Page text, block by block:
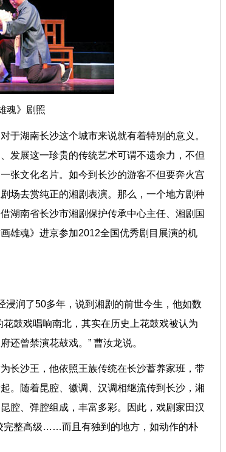
魂》剧照
于湖南长沙这个城市来说就有着特别的意义。
发展这一珍贵的传统艺术可谓不遗余力，不但
张文化名片。如今到长沙的游客不但要奔火宫
场去赏纯正的湘剧表演。那么，一个地方剧种
湖南省长沙市湘剧保护传承中心主任、湘剧国
雄魂》进京参加2012全国优秀剧目展演的机
浸润了50多年，说到湘剧的前世今生，他如数
鼓戏唱响南北，其实在历史上花鼓戏被认为
还曾禁演花鼓戏。” 曹汝龙说。
长沙王，他依照王族传统在长沙蓄养家班，带
。随着昆腔、徽调、汉调相继流传到长沙，湘
腔、弹腔组成，丰富多彩。因此，戏剧家田汉
完整高级……而且有独到的地方，如动作的朴